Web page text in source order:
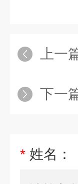
上一
下一
* 姓名：